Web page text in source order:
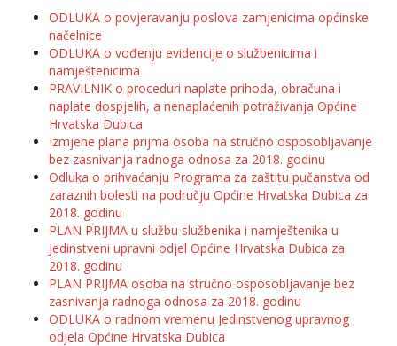
ODLUKA o povjeravanju poslova zamjenicima općinske
načelnice
ODLUKA o vođenju evidencije o službenicima i
namještenicima
PRAVILNIK o proceduri naplate prihoda, obračuna i
naplate dospjelih, a nenaplaćenih potraživanja Općine
Hrvatska Dubica
Izmjene plana prijma osoba na stručno osposobljavanje
bez zasnivanja radnoga odnosa za 2018. godinu
Odluka o prihvaćanju Programa za zaštitu pučanstva od
zaraznih bolesti na području Općine Hrvatska Dubica za
2018. godinu
PLAN PRIJMA u službu službenika i namještenika u
Jedinstveni upravni odjel Općine Hrvatska Dubica za
2018. godinu
PLAN PRIJMA osoba na stručno osposobljavanje bez
zasnivanja radnoga odnosa za 2018. godinu
ODLUKA o radnom vremenu Jedinstvenog upravnog
odjela Općine Hrvatska Dubica